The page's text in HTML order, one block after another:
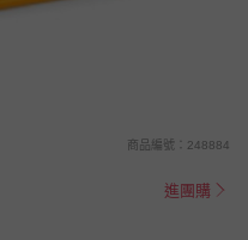
商品編號：248884
進團購